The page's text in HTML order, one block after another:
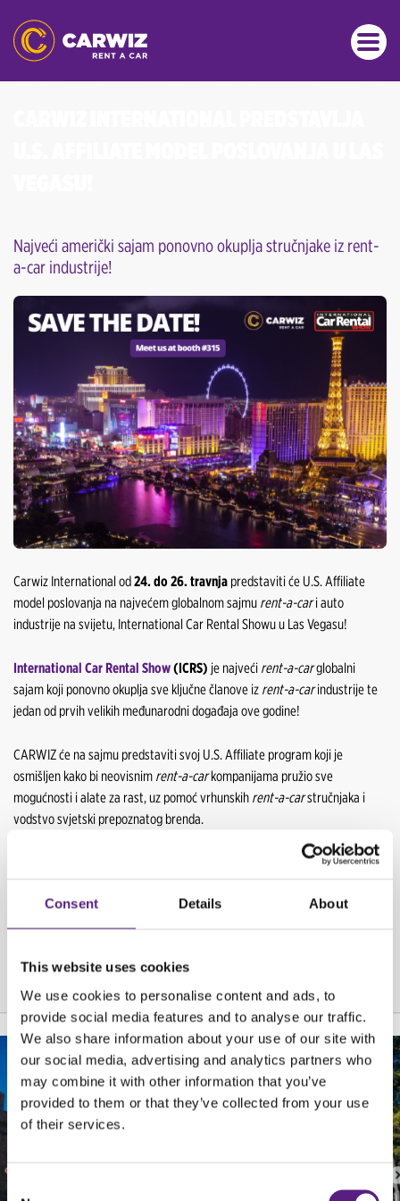
Consent Details About
This website uses cookies
We use cookies to personalise content and ads, to
provide social media features and to analyse our traffic.
We also share information about your use of our site with
our social media, advertising and analytics partners who
may combine it with other information that you’ve
provided to them or that they’ve collected from your use
of their services.
Najveći američki sajam ponovno okuplja stručnjake iz rent-
a-car industrije!
Carwiz International od24. do 26. travnja predstaviti će U.S. Affiliate
model poslovanja na najvećem globalnom sajmu rent-a-cari auto
industrije na svijetu, International Car Rental Showu u Las Vegasu!
International Car Rental Show(ICRS) je najveći rent-a-carglobalni
sajam koji ponovno okuplja sve ključne članove iz rent-a-carindustrije te
jedan od prvih velikih međunarodni događaja ove godine!
CARWIZ će na sajmu predstaviti svoj U.S. Affiliate program koji je
osmišljen kako bi neovisnim rent-a-carkompanijama pružio sve
mogućnosti i alate za rast, uz pomoć vrhunskih rent-a-carstručnjaka i
vodstvo svjetski prepoznatog brenda.
ICRS u Las Vegasu, održati će se u Paris Las Vegas Hotel & Casino od